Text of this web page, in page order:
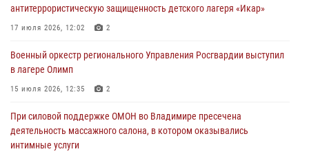
19 июля 2026, 11:17 7
антитеррористическую защищенность детского лагеря «Икар»
17 июля 2026, 12:02
в лагере Олимп
15 июля 2026, 12:35 2
антитеррористическую защищенность детского лагеря «Икар»
17 июля 2026, 12:02 2
Военный оркестр регионального Управления Росгвардии выступил
в лагере Олимп
15 июля 2026, 12:35 2
При силовой поддержке ОМОН во Владимире пресечена
деятельность массажного салона, в котором оказывались
интимные услуги